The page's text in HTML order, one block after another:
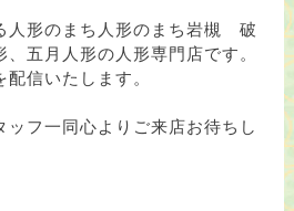
のまち人形のまち岩槻 破
五月人形の人形専門店です。
いたします。
同心よりご来店お待ちし